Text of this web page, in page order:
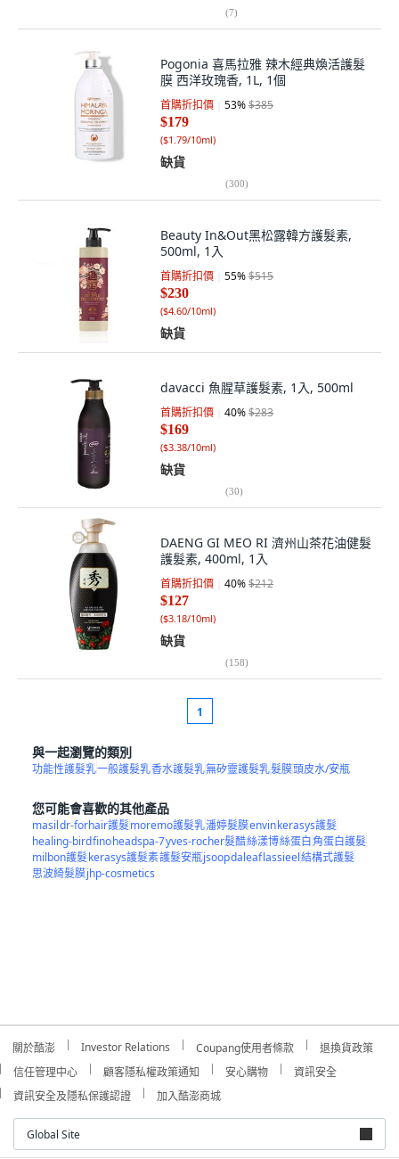
(7)
Pogonia 喜馬拉雅 辣木經典煥活護髮
膜 西洋玫瑰香, 1L, 1個
首購折扣價 53%$385
$179
($1.79/10ml)
缺貨
(300)
Beauty In&Out黑松露韓方護髮素,
500ml, 1入
首購折扣價 55%$515
$230
($4.60/10ml)
缺貨
davacci 魚腥草護髮素, 1入, 500ml
首購折扣價 40%$283
$169
($3.38/10ml)
缺貨
(30)
DAENG GI MEO RI 濟州山茶花油健髮
護髮素, 400ml, 1入
首購折扣價 40%$212
$127
($3.18/10ml)
缺貨
(158)
1
與一起瀏覽的類別
功能性護髮乳一般護髮乳香水護髮乳無矽靈護髮乳髮膜頭皮水/安瓶
您可能會喜歡的其他產品
masildr-forhair護髮moremo護髮乳潘婷髮膜envinkerasys護髮
healing-birdfinoheadspa-7yves-rocher髮醋絲漾博絲蛋白角蛋白護髮
milbon護髮kerasys護髮素護髮安瓶jsoopdaleaflassieel結構式護髮
思波綺髮膜jhp-cosmetics
關於酷澎 Investor Relations Coupang使用者條款
退換貨政策
信任管理中心
顧客隱私權政策通知 安心購物
資訊安全
資訊安全及隱私保護認證
加入酷澎商城
Global Site